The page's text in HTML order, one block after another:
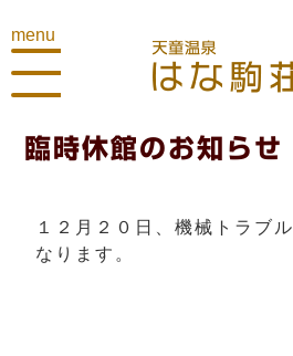
menu
臨時休館のお知らせ
１２月２０日、機械トラブ
なります。